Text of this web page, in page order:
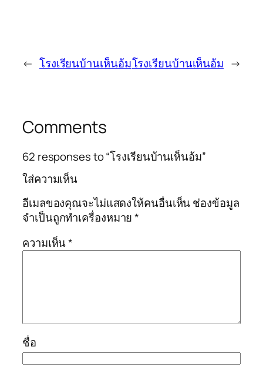
← โรงเรียนบ้านเห็นอ้มโรงเรียนบ้านเห็นอ้ม →
Comments
62 responses to “โรงเรียนบ้านเห็นอ้ม”
ใส่ความเห็น
อีเมลของคุณจะไม่แสดงให้คนอื่นเห็นช่องข้อมูล
จำเป็นถูกทำเครื่องหมาย*
ความเห็น*
ชื่อ